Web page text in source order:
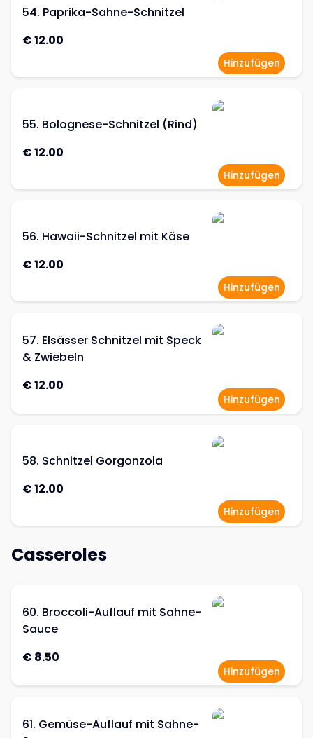
54. Paprika-Sahne-Schnitzel
€ 12.00
Hinzufügen
55. Bolognese-Schnitzel (Rind)
€ 12.00
Hinzufügen
56. Hawaii-Schnitzel mit Käse
€ 12.00
Hinzufügen
57. Elsässer Schnitzel mit Speck
& Zwiebeln
€ 12.00
Hinzufügen
58. Schnitzel Gorgonzola
€ 12.00
Hinzufügen
Casseroles
60. Broccoli-Auflauf mit Sahne-
Sauce
€ 8.50
Hinzufügen
61. Gemüse-Auflauf mit Sahne-